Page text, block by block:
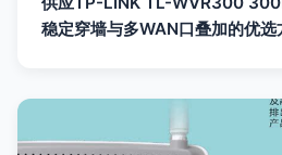
稳定穿墙与多WAN口叠加的优选